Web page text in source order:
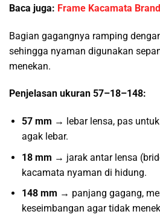
Baca juga: Frame Kacamata
Bagian gagangnya ramping
sehingga nyaman digunakan
menekan.
Penjelasan ukuran 57–18–148:
57 mm → lebar lensa, pas
agak lebar.
18 mm → jarak antar lensa
kacamata nyaman di hidung.
148 mm → panjang gagang,
keseimbangan agar tidak